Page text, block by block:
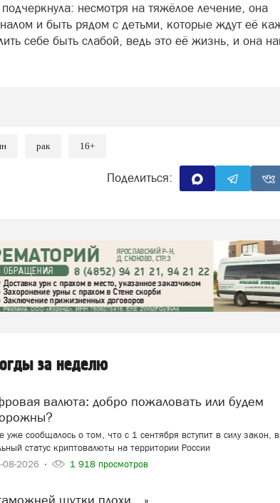
несмотря на тяжёлое лечение, она
и быть рядом с детьми, которые ждут её
себе быть слабой, ведь это её жизнь, и она
рак 16+
Поделиться:
за неделю
уже сообщалось о том, что с 1 сентября вступит в силу закон,
статус криптовалюты на территории России
08-2026
1 918 просмотров
таможней шутки плохи…»